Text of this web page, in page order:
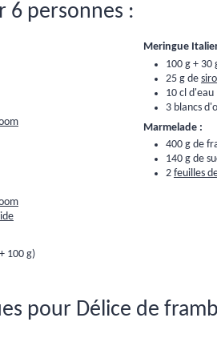
6 personnes :
100 g)
Meringue
100 g + 30
25 g de
10 cl d'eau
3 blancs
Marmelade :
400 g de
140 g de
2 feuilles
pour Délice de